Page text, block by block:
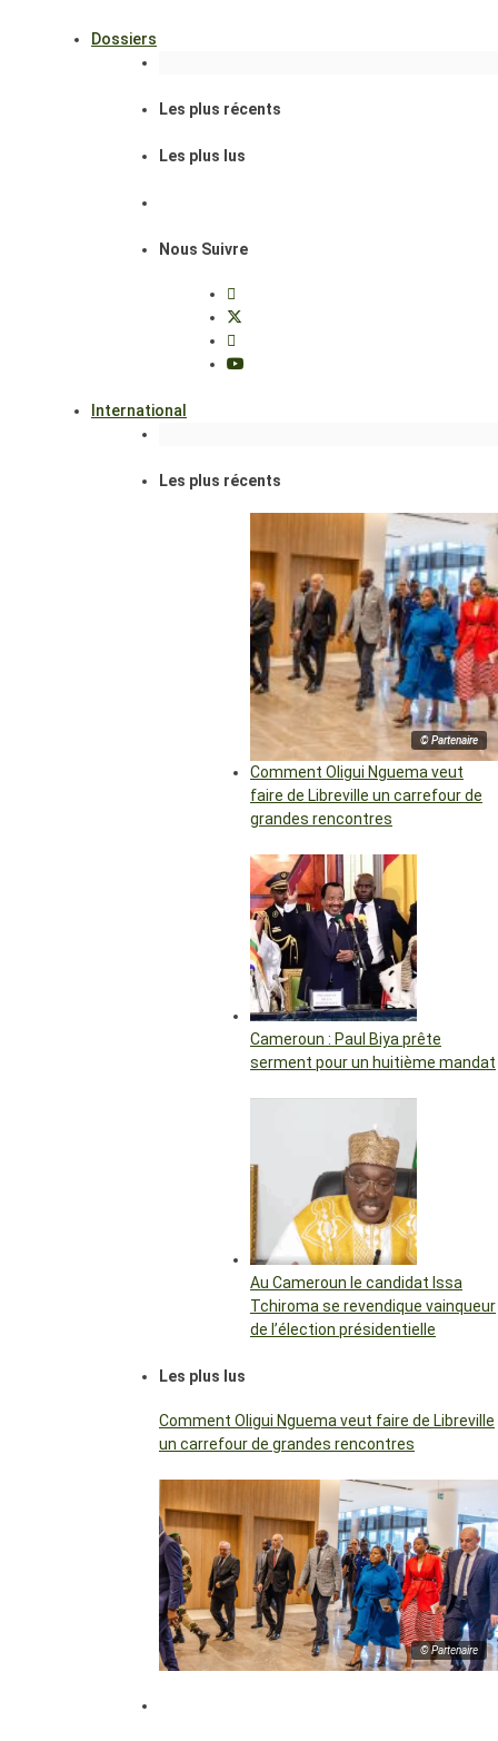
Dossiers
Les plus récents
Les plus lus
Nous Suivre
International
Les plus récents
© Partenaire
Comment Oligui Nguema veut
faire de Libreville un carrefour de
grandes rencontres
Cameroun : Paul Biya prête
serment pour un huitième mandat
Au Cameroun le candidat Issa
Tchiroma se revendique vainqueur
de l’élection présidentielle
Les plus lus
Comment Oligui Nguema veut faire de Libreville
un carrefour de grandes rencontres
© Partenaire